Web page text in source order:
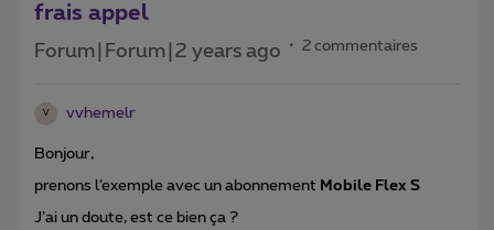
frais appel
Forum|Forum|2 years ago 2 commentaires
V vvhemelr
Bonjour,
prenons l’exemple avec un abonnement Mobile Flex S
J’ai un doute, est ce bien ça ?